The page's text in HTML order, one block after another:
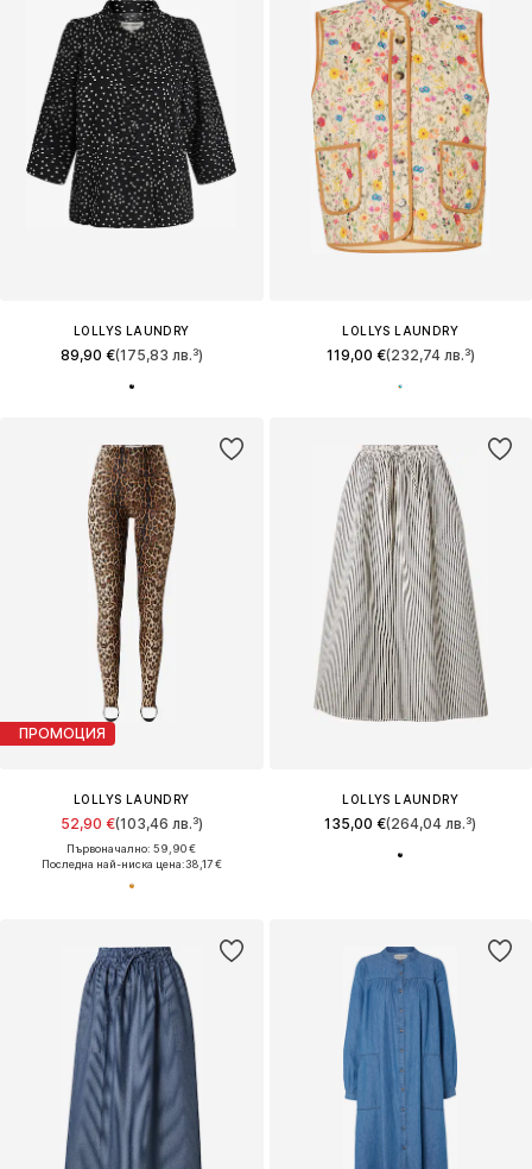
LOLLYS LAUNDRY
89,90 €(175,83 лв.³)
LOLLYS LAUNDRY
119,00 €(232,74 лв.³)
ПРОМОЦИЯ
LOLLYS LAUNDRY
52,90 €(103,46 лв.³)
Първоначално: 59,90 €
Последна най-ниска цена:38,17 €
LOLLYS LAUNDRY
135,00 €(264,04 лв.³)